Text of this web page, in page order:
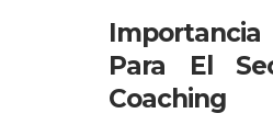
Importancia
Para El
Coaching